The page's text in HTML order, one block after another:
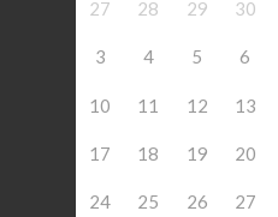
27 28 29 30
3 4 5 6
10 11 12 13
17 18 19 20
24 25 26 27